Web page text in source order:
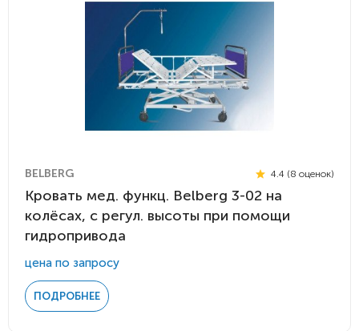
BELBERG 4.4 (8 оценок)
Кровать мед. функц. Belberg 3-02 на
колёсах, с регул. высоты при помощи
гидропривода
цена по запросу
ПОДРОБНЕЕ